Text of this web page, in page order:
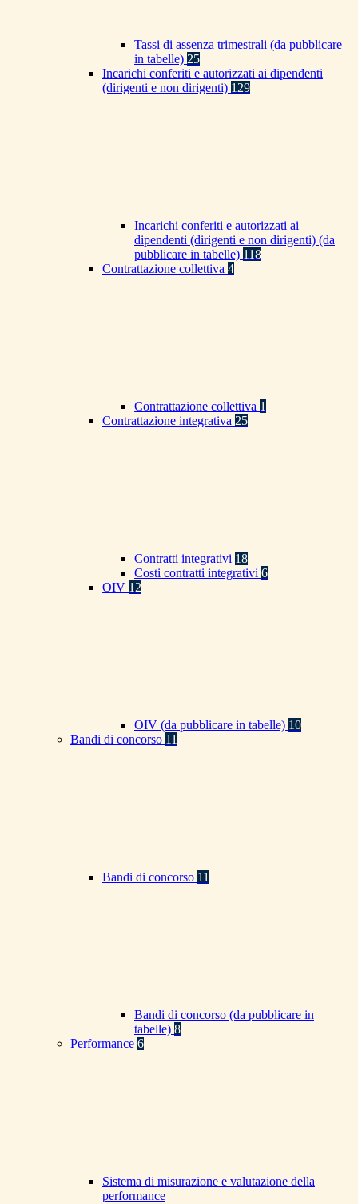
Tassi di assenza trimestrali (da pubblicare
in tabelle) 25
Incarichi conferiti e autorizzati ai dipendenti
(dirigenti e non dirigenti) 129
Incarichi conferiti e autorizzati ai
dipendenti (dirigenti e non dirigenti) (da
pubblicare in tabelle) 118
Contrattazione collettiva 4
Contrattazione collettiva 1
Contrattazione integrativa 25
Contratti integrativi 18
Costi contratti integrativi 6
OIV 12
OIV (da pubblicare in tabelle) 10
Bandi di concorso 11
Bandi di concorso 11
Bandi di concorso (da pubblicare in
tabelle) 8
Performance 6
Sistema di misurazione e valutazione della
performance